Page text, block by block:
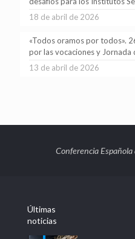
18 de abril de 2026
«Todos oramos por todos».
por las vocaciones y Jornada
13 de abril de 2026
Conferencia
Últimas
noticias